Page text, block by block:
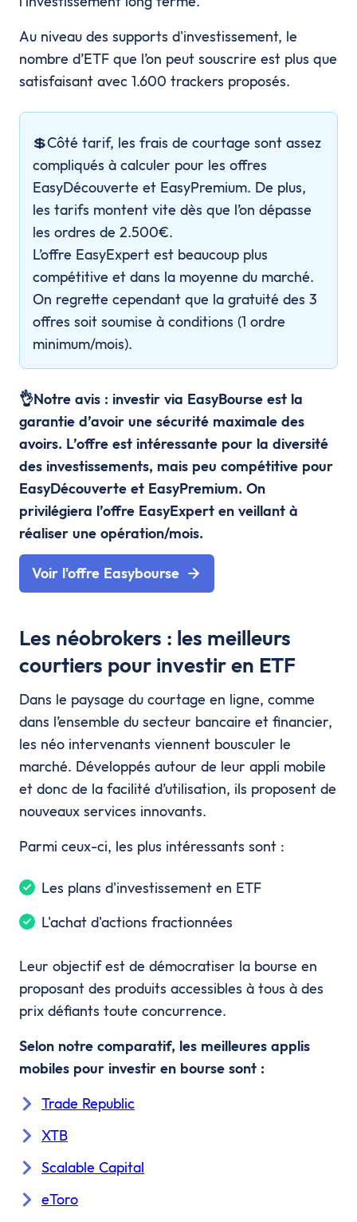
Au niveau des supports d'investissement, le
nombre d’ETF que l’on peut souscrire est plus que
satisfaisant avec 1.600 trackers proposés.
💲Côté tarif, les frais de courtage sont assez
compliqués à calculer pour les offres
EasyDécouverte et EasyPremium. De plus,
les tarifs montent vite dès que l’on dépasse
les ordres de 2.500€.
L’offre EasyExpert est beaucoup plus
compétitive et dans la moyenne du marché.
On regrette cependant que la gratuité des 3
offres soit soumise à conditions (1 ordre
minimum/mois).
👌Notre avis : investir via EasyBourse est la
garantie d’avoir une sécurité maximale des
avoirs. L’offre est intéressante pour la diversité
des investissements, mais peu compétitive pour
EasyDécouverte et EasyPremium. On
privilégiera l’offre EasyExpert en veillant à
réaliser une opération/mois.
Voir l'offre Easybourse
Les néobrokers : les meilleurs
courtiers pour investir en ETF
Dans le paysage du courtage en ligne, comme
dans l’ensemble du secteur bancaire et financier,
les néo intervenants viennent bousculer le
marché. Développés autour de leur appli mobile
et donc de la facilité d’utilisation, ils proposent de
nouveaux services innovants.
Parmi ceux-ci, les plus intéressants sont :
Les plans d'investissement en ETF
L'achat d'actions fractionnées
Leur objectif est de démocratiser la bourse en
proposant des produits accessibles à tous à des
prix défiants toute concurrence.
Selon notre comparatif, les meilleures applis
mobiles pour investir en bourse sont :
Trade Republic
XTB
Scalable Capital
eToro